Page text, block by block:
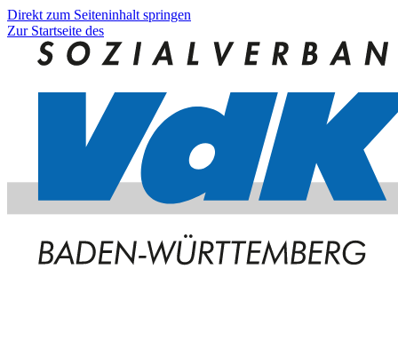
Direkt zum Seiteninhalt springen
Zur Startseite des